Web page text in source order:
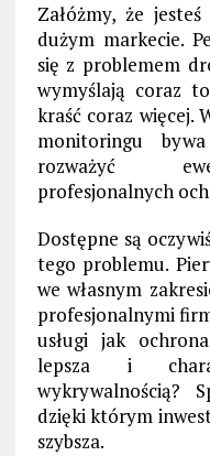
Załóżmy, że
dużym markecie.
się z problemem
wymyślają coraz
kraść coraz więcej.
monitoringu
rozważyć
profesjonalnych
Dostępne są
tego problemu.
we własnym
profesjonalnymi
usługi jak
lepsza i
wykrywalnością?
dzięki którym
szybsza.